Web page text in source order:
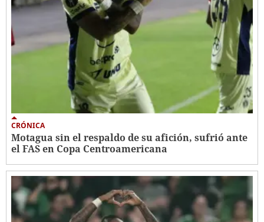
CRÓNICA
Motagua sin el respaldo de su afición, sufrió ante
el FAS en Copa Centroamericana